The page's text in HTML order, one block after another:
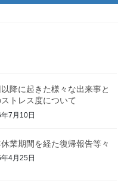
降に起きた様々な出来事と
トレス度について
7月10日
業期間を経た復帰報告等々
4月25日